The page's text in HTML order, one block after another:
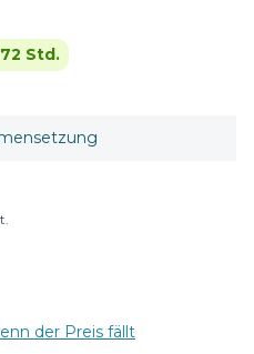
Std.
der Preis fällt